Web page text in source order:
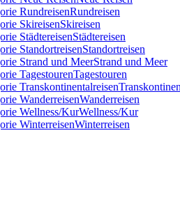
Rund­reisen
Ski­reisen
Städte­reisen
Standort­reisen
Strand und Meer
Tagestouren
Wander­reisen
Wellness/Kur
Winter­reisen